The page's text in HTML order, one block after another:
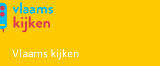
Vlaams kijken